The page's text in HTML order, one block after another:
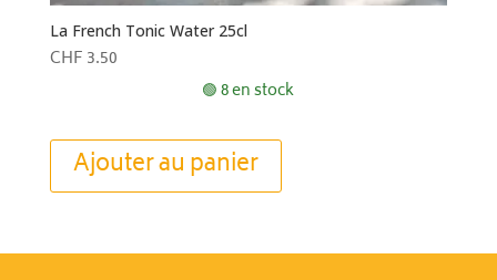
La French Tonic Water 25cl
CHF 3.50
🟢 8 en stock
Ajouter au panier